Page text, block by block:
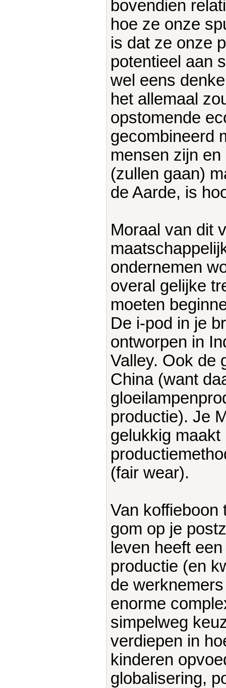
bovendien
hoe ze onze
is dat ze onze
potentieel aan
wel eens
het allemaal
opstomende
gecombineerd
mensen zijn
(zullen gaan)
de Aarde, is
Moraal van dit
ondernemen
overal gelijke
moeten
De i-pod in je
ontworpen in
Valley. Ook de
China (want
productie). Je
gelukkig
(fair wear).
Van koffieboon
gom op je
leven heeft
productie (en
de
enorme
simpelweg
verdiepen in
kinderen
globalisering,